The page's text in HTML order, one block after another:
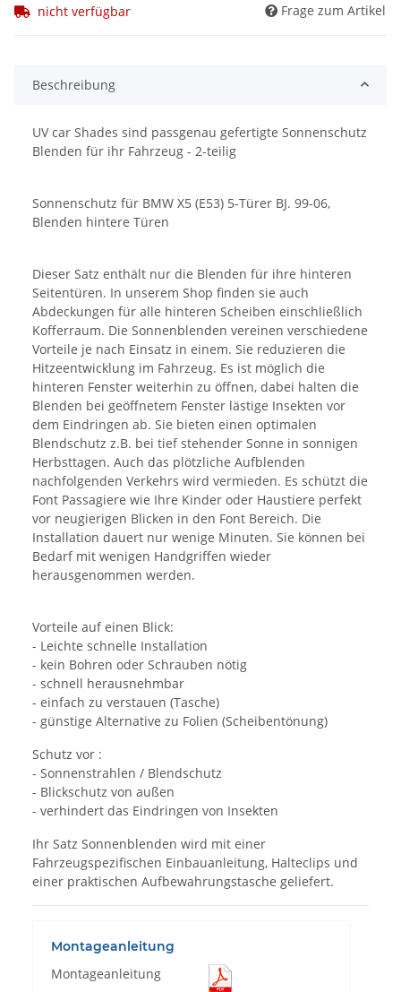
nicht verfügbar
Frage zum Artikel
Beschreibung
UV car Shades sind passgenau gefertigte Sonnenschutz
Blenden für ihr Fahrzeug - 2-teilig
Sonnenschutz für BMW X5 (E53) 5-Türer BJ. 99-06,
Blenden hintere Türen
Dieser Satz enthält nur die Blenden für ihre hinteren
Seitentüren. In unserem Shop finden sie auch
Abdeckungen für alle hinteren Scheiben einschließlich
Kofferraum. Die Sonnenblenden vereinen verschiedene
Vorteile je nach Einsatz in einem. Sie reduzieren die
Hitzeentwicklung im Fahrzeug. Es ist möglich die
hinteren Fenster weiterhin zu öffnen, dabei halten die
Blenden bei geöffnetem Fenster lästige Insekten vor
dem Eindringen ab. Sie bieten einen optimalen
Blendschutz z.B. bei tief stehender Sonne in sonnigen
Herbsttagen. Auch das plötzliche Aufblenden
nachfolgenden Verkehrs wird vermieden. Es schützt die
Font Passagiere wie Ihre Kinder oder Haustiere perfekt
vor neugierigen Blicken in den Font Bereich. Die
Installation dauert nur wenige Minuten. Sie können bei
Bedarf mit wenigen Handgriffen wieder
herausgenommen werden.
Vorteile auf einen Blick:
- Leichte schnelle Installation
- kein Bohren oder Schrauben nötig
- schnell herausnehmbar
- einfach zu verstauen (Tasche)
- günstige Alternative zu Folien (Scheibentönung)
Schutz vor :
- Sonnenstrahlen / Blendschutz
- Blickschutz von außen
- verhindert das Eindringen von Insekten
Ihr Satz Sonnenblenden wird mit einer
Fahrzeugspezifischen Einbauanleitung, Halteclips und
einer praktischen Aufbewahrungstasche geliefert.
Montageanleitung
Montageanleitung